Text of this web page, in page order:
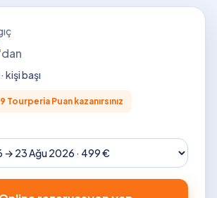
'dan
kişi başı
Tourperia Puan kazanırsınız